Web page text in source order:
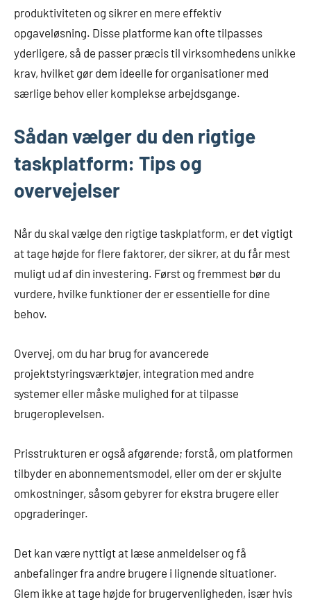
produktiviteten og sikrer en mere effektiv
opgaveløsning. Disse platforme kan ofte tilpasses
yderligere, så de passer præcis til virksomhedens unikke
krav, hvilket gør dem ideelle for organisationer med
særlige behov eller komplekse arbejdsgange.
Sådan vælger du den rigtige
taskplatform: Tips og
overvejelser
Når du skal vælge den rigtige taskplatform, er det vigtigt
at tage højde for flere faktorer, der sikrer, at du får mest
muligt ud af din investering. Først og fremmest bør du
vurdere, hvilke funktioner der er essentielle for dine
behov.
Overvej, om du har brug for avancerede
projektstyringsværktøjer, integration med andre
systemer eller måske mulighed for at tilpasse
brugeroplevelsen.
Prisstrukturen er også afgørende; forstå, om platformen
tilbyder en abonnementsmodel, eller om der er skjulte
omkostninger, såsom gebyrer for ekstra brugere eller
opgraderinger.
Det kan være nyttigt at læse anmeldelser og få
anbefalinger fra andre brugere i lignende situationer.
Glem ikke at tage højde for brugervenligheden, især hvis